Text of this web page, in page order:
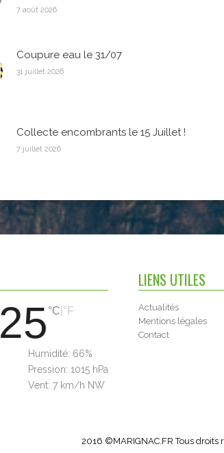
7 août 2026
Coupure eau le 31/07
31 juillet 2026
Collecte encombrants le 15 Juillet !
7 juillet 2026
25 °C °F
Humidité: 66%
Pression: 1015 hPa
Vent: 7 km/h NW
LIENS UTILES
Actualités
Mentions légales
Contact
2016 ©MARIGNAC.FR Tous droits